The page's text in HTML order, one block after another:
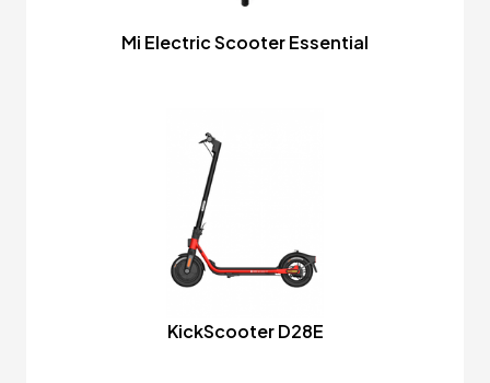
Mi Electric Scooter Essential
KickScooter D28E